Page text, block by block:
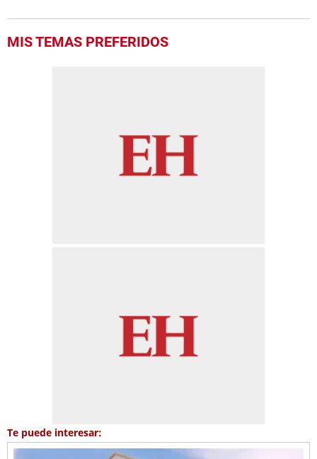
MIS TEMAS PREFERIDOS
Te puede interesar: